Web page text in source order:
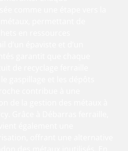
contribue à une
de la gestion des métaux à
Grâce à Débarras ferraille,
également une
offrant une alternative